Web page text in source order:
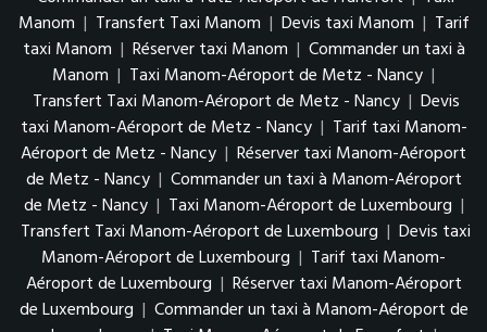
Manom | Transfert Taxi Manom | Devis taxi Manom | Tarif
taxi Manom | Réserver taxi Manom | Commander un taxi à
Manom | Taxi Manom-Aéroport de Metz - Nancy |
Transfert Taxi Manom-Aéroport de Metz - Nancy | Devis
taxi Manom-Aéroport de Metz - Nancy | Tarif taxi Manom-
Aéroport de Metz - Nancy | Réserver taxi Manom-Aéroport
de Metz - Nancy | Commander un taxi à Manom-Aéroport
de Metz - Nancy | Taxi Manom-Aéroport de Luxembourg |
Transfert Taxi Manom-Aéroport de Luxembourg | Devis taxi
Manom-Aéroport de Luxembourg | Tarif taxi Manom-
Aéroport de Luxembourg | Réserver taxi Manom-Aéroport
de Luxembourg | Commander un taxi à Manom-Aéroport de